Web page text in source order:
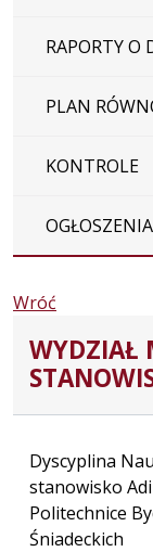
RAPORTY O
PLAN
KONTROLE
Wróć
WYDZIAŁ
Dyscyplina
stanowisko
Politechnice
Śniadeckich